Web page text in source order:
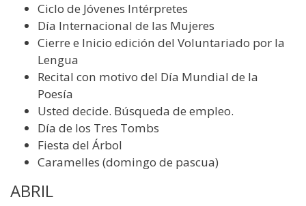
Ciclo de Jóvenes Intérpretes
Día Internacional de las Mujeres
Cierre e Inicio edición del Voluntariado por la
Lengua
Recital con motivo del Día Mundial de la
Poesía
Usted decide. Búsqueda de empleo.
Día de los Tres Tombs
Fiesta del Árbol
Caramelles (domingo de pascua)
ABRIL